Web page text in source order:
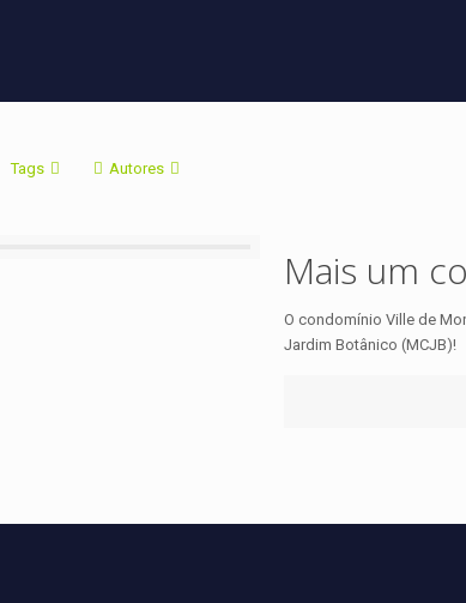
Tags Autores
Mais um
O condomínio Ville de
Jardim Botânico (MCJB)!